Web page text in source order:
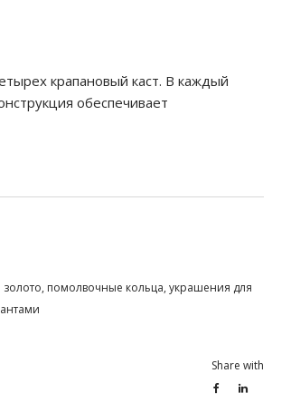
крапановый каст. В каждый
обеспечивает
золото, помолвочные кольца, украшения для
Share with